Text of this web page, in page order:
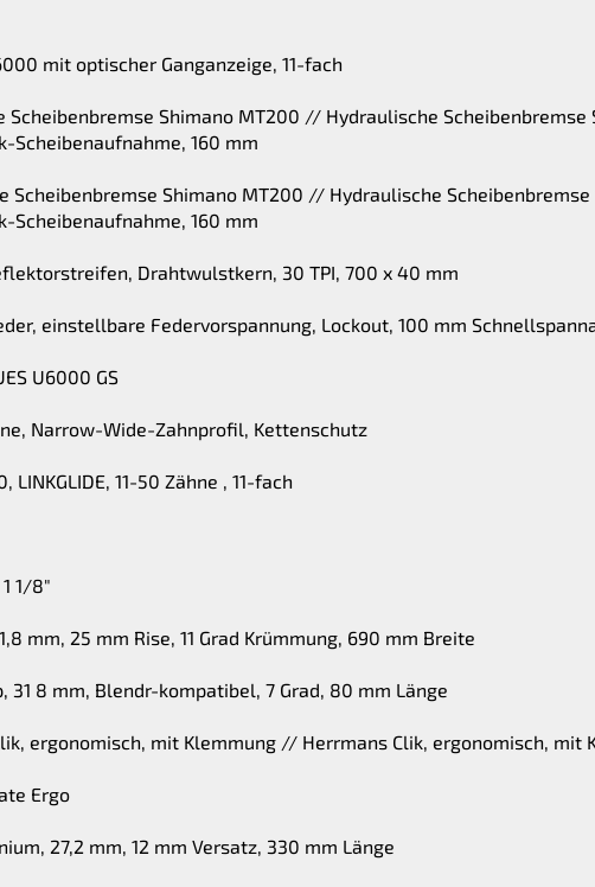
mit optischer Ganganzeige, 11-fach
Shimano MT200 // Hydraulische Scheibenbremse
Scheibenaufnahme, 160 mm
Scheibenbremse Shimano MT200 // Hydraulische
Scheibenaufnahme, 160 mm
Drahtwulstkern, 30 TPI, 700 x 40 mm
einstellbare Federvorspannung, Lockout, 100 mm
U6000 GS
Narrow-Wide-Zahnprofil, Kettenschutz
LINKGLIDE, 11-50 Zähne , 11-fach
1/8"
mm, 25 mm Rise, 11 Grad Krümmung, 690 mm Breite
31 8 mm, Blendr-kompatibel, 7 Grad, 80 mm Länge
ergonomisch, mit Klemmung // Herrmans Clik, ergonomisch, mit
Ergo
27,2 mm, 12 mm Versatz, 330 mm Länge